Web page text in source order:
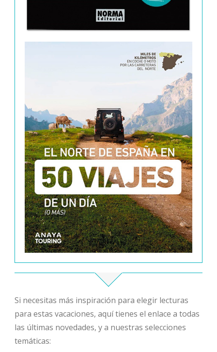
Si necesitas más inspiración para elegir lecturas
para estas vacaciones, aquí tienes el enlace a todas
las últimas novedades, y a nuestras selecciones
temáticas: